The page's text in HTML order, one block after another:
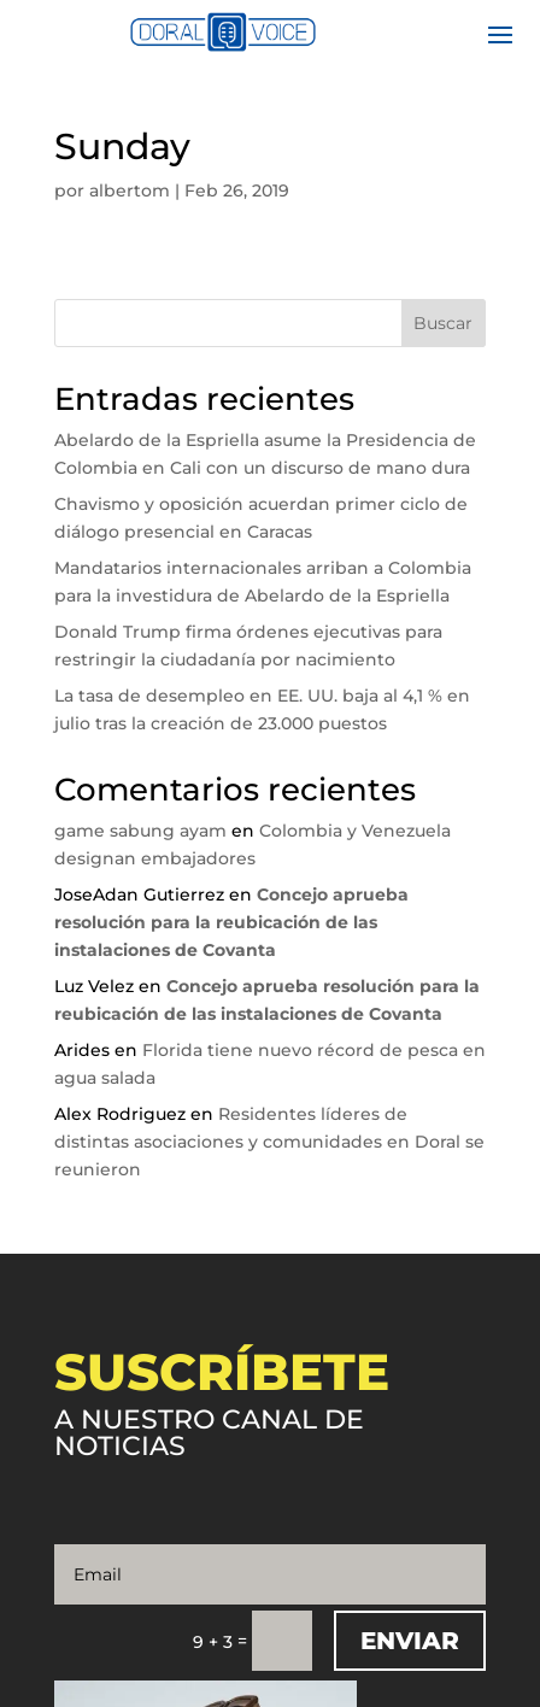
Sunday
por albertom | Feb 26, 2019
Buscar
Entradas recientes
Abelardo de la Espriella asume la Presidencia de
Colombia en Cali con un discurso de mano dura
Chavismo y oposición acuerdan primer ciclo de
diálogo presencial en Caracas
Mandatarios internacionales arriban a Colombia
para la investidura de Abelardo de la Espriella
Donald Trump firma órdenes ejecutivas para
restringir la ciudadanía por nacimiento
La tasa de desempleo en EE. UU. baja al 4,1 % en
julio tras la creación de 23.000 puestos
Comentarios recientes
game sabung ayam en Colombia y Venezuela
designan embajadores
JoseAdan Gutierrezen Concejo aprueba
resolución para la reubicación de las
instalaciones de Covanta
Luz Velezen Concejo aprueba resolución para la
reubicación de las instalaciones de Covanta
Aridesen Florida tiene nuevo récord de pesca en
agua salada
Alex Rodriguezen Residentes líderes de
distintas asociaciones y comunidades en Doral se
reunieron
SUSCRÍBETE
A NUESTRO CANAL DE
NOTICIAS
9 + 3 = ENVIAR